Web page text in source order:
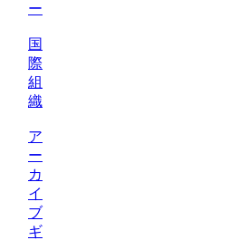
ー
国
際
組
織
ア
ー
カ
イ
ブ
ギ